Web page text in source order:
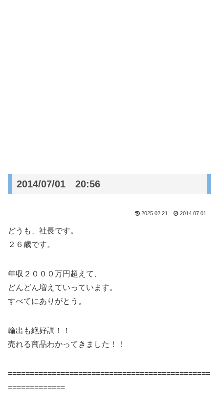
2014/07/01 20:56
2025.02.21 2014.07.01
どうも、社長です。
２６歳です。
年収２０００万円超えて、
どんどん増えていっています。
すべてにありがとう。
輸出も絶好調！！
売れる商品わかってきました！！
==============================================
=============